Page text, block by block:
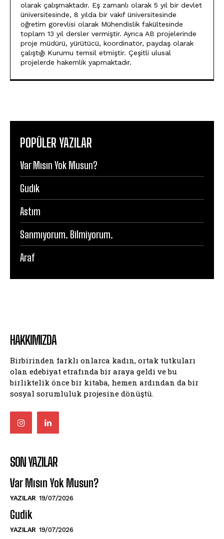
olarak çalışmaktadır. Eş zamanlı olarak 5 yıl bir devlet
üniversitesinde, 8 yılda bir vakıf üniversitesinde
öğretim görevlisi olarak Mühendislik fakültesinde
toplam 13 yıl dersler vermiştir. Ayrıca AB projelerinde
proje müdürü, yürütücü, koordinatör, paydaş olarak
çalıştığı Kurumu temsil etmiştir. Çeşitli ulusal
projelerde hakemlik yapmaktadır.
POPÜLER YAZILAR
Var Mısın Yok Musun?
Gudik
Astım
Sanmıyorum. Bilmiyorum.
Araf
HAKKIMIZDA
Birbirinden farklı onlarca kadın, ortak tutkuları
olan edebiyat etrafında bir araya geldi ve bu
birliktelik önce bir kitaba, hemen ardından da bir
sosyal sorumluluk projesine dönüştü.
SON YAZILAR
Var Mısın Yok Musun?
YAZILAR 19/07/2026
Gudik
YAZILAR 19/07/2026